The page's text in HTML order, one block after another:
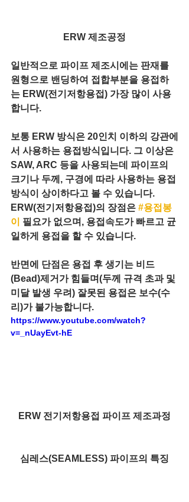
ERW 제조공정
일반적으로 파이프 제조시에는 판재를
원형으로 밴딩하여 접합부분을 용접하
는 ERW(전기저항용접) 가장 많이 사용
합니다.
보통 ERW 방식은 20인치 이하의 강관에
서 사용하는 용접방식입니다. 그 이상은
SAW, ARC 등을 사용되는데 파이프의
크기나 두께, 구경에 따라 사용하는 용접
방식이 상이하다고 볼 수 있습니다.
ERW(전기저항용접)의 장점은 #용접봉
이
필요가 없으며, 용접속도가 빠르고 균
일하게 용접을 할 수 있습니다.
반면에 단점은 용접 후 생기는 비드
(Bead)제거가 힘들며(두께 규격 초과 및
미달 발생 우려) 잘못된 용접은 보수(수
리)가 불가능합니다.
https://www.youtube.com/watch?
v=_nUayEvt-hE
ERW 전기저항용접 파이프 제조과정
심레스(SEAMLESS) 파이프의 특징